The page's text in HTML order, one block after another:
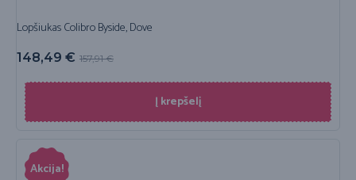
Lopšiukas Colibro Byside, Dove
157,91€
148,49 €
Į krepšelį
Akcija!